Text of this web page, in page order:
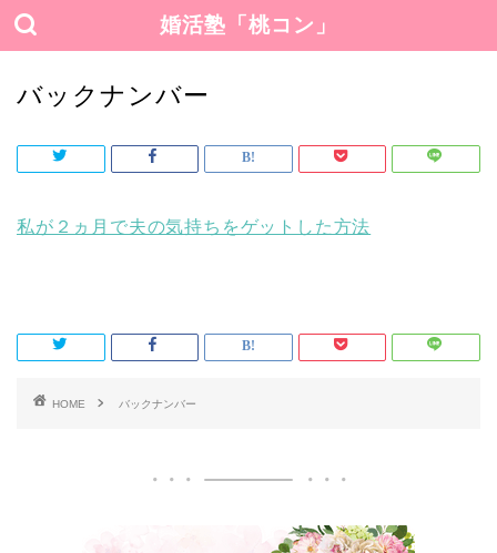
婚活塾「桃コン」
バックナンバー
私が２ヵ月で夫の気持ちをゲットした方法
HOME バックナンバー